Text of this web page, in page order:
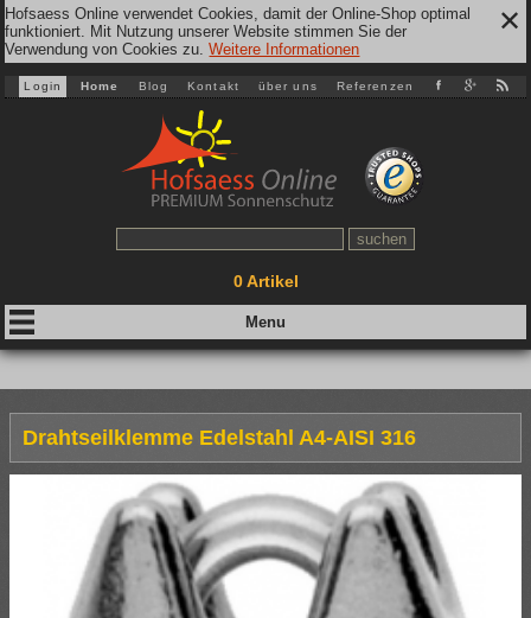
Hofsaess Online verwendet Cookies, damit der Online-Shop optimal
funktioniert. Mit Nutzung unserer Website stimmen Sie der
Verwendung von Cookies zu.Weitere Informationen
✕
Login Home Blog Kontakt über uns Referenzen
0Artikel
Drahtseilklemme Edelstahl A4-AISI 316